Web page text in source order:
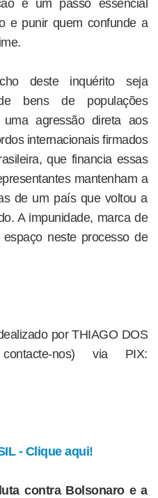
é um passo essencial
e punir quem confunde a
deste inquérito seja
bens de populações
agressão direta aos
internacionais firmados
que financia essas
mantenham a
de um país que voltou a
A impunidade, marca de
neste processo de
por THIAGO DOS
nos) via PIX:
- Clique aqui!
contra Bolsonaro e a